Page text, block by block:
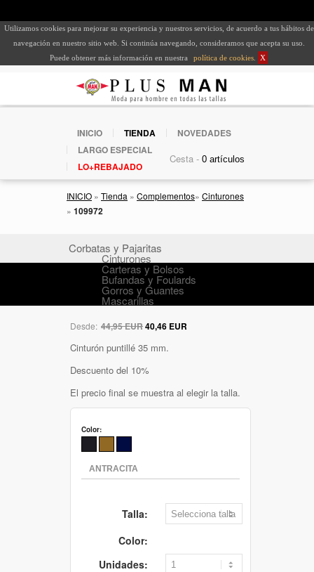
Utilizamos cookies para mejorar su experiencia y nuestros servicios, de acuerdo a tus hábitos de
navegación en nuestro sitio web. Si continúa navegando, consideramos que acepta su uso.
Puede obtener más información en nuestra
política de cookies X
INICIO TIENDA
NOVEDADES
LARGO ESPECIAL
LO+REBAJADO
Cesta -
INICIO » Tienda » Complementos» Cinturones
» 109972
Corbatas y Pajaritas
Cinturones
Carteras y Bolsos
Bufandas y Foulards
Gorros y Guantes
Mascarillas
Desde: 44,95 EUR40,46 EUR
Cinturón puntillé 35 mm.
Descuento del 10%
El precio final se muestra al elegir la talla.
Color:
Talla:
Color:
Unidades: